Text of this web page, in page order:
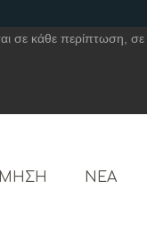
ΝΕΑ
σε κάθε περίπτωση,